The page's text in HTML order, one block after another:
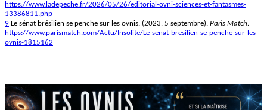
https://www.ladepeche.fr/2026/05/26/editorial-ovni-sciences-et-fantasmes-
13386811.php
9 Le sénat brésilien se penche sur les ovnis. (2023, 5 septembre). Paris Match.
https://www.parismatch.com/Actu/Insolite/Le-senat-bresilien-se-penche-sur-les-
ovnis-1815162